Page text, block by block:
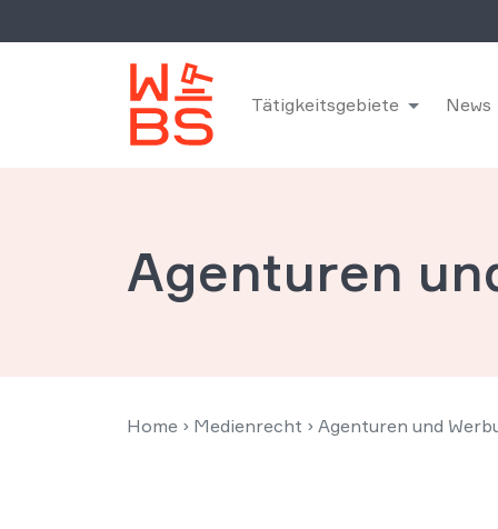
Tätigkeitsgebiete News
Agenturen
Home › Medienrecht › Agenturen und